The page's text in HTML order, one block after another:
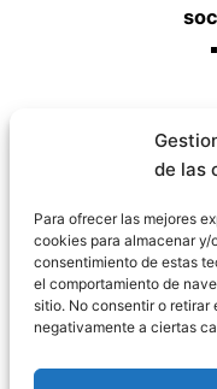
de las
Para ofrecer las mejores
cookies para almacenar y/
consentimiento de estas
el comportamiento de
sitio. No consentir o
negativamente a ciertas